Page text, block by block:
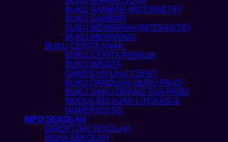
BUKU GAMBAR (INTERAKTIF)
BUKU GAMBAR
BUKU MEWARNAI (INTERAKTIF)
BUKU MEWARNAI
BUKU CERITA ANAK
BUKU CERITA REMAJA
BUKU WISATA
GAMES HITUNG CEPAT
BUKU PANDUAN GURU PAUD
BUKU SAKU ORANG TUA PAUD
MODUL BELAJAR LITERASI &
NUMERASI SD
INFO SEKOLAH
DIREKTORI SEKOLAH
BIAYA SEKOLAH